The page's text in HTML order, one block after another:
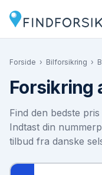
Forside › Bilforsikring ›
Forsikring
Find den bedste
Indtast din
tilbud fra danske